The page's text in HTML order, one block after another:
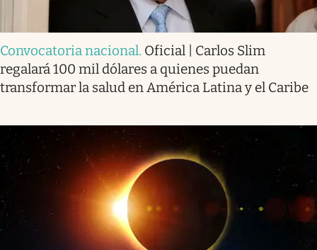
Convocatoria nacional. Oficial | Carlos Slim
regalará 100 mil dólares a quienes puedan
transformar la salud en América Latina y el Caribe